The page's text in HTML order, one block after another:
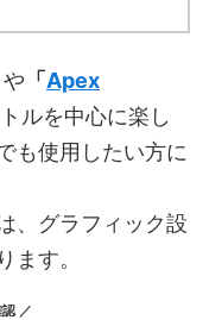
や 「 Apex
ルを中心に楽し
も使用したい方に
、グラフィック設
ます。
／